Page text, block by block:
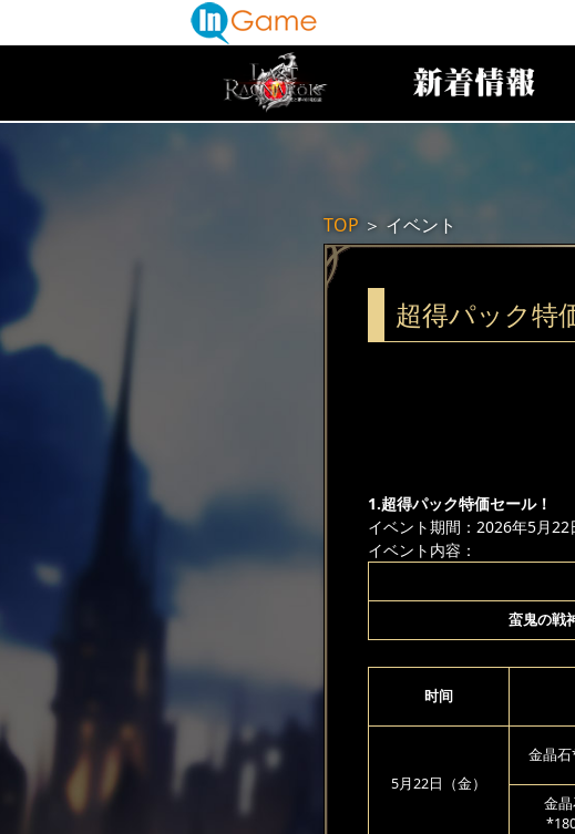
TOP ＞ イベント
超得パック特
1.超得パック特価セール！
イベント期間：2026年5月
イベント内容：
蛮鬼の戦
时间
5月22日（金）
金晶
金